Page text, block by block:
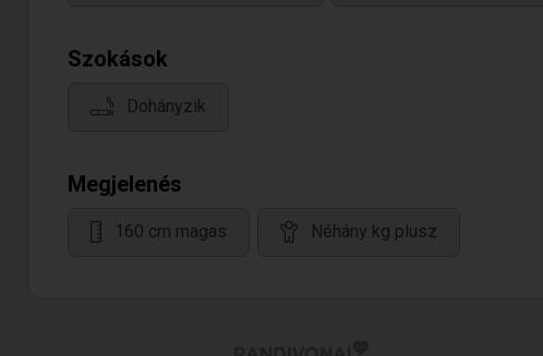
Szokások
Dohányzik
Megjelenés
160 cm magas Néhány kg plusz